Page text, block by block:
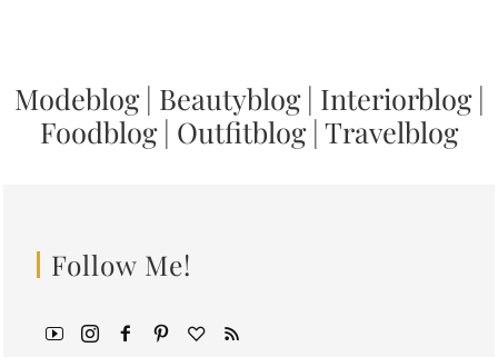
Modeblog| Beautyblog| Interiorblog|
Foodblog| Outfitblog| Travelblog
Follow Me!